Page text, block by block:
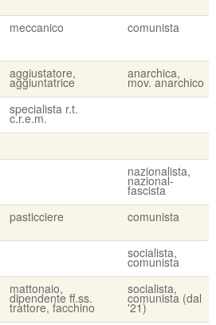
meccanico comunista
aggiustatore,
aggiuntatrice
anarchica,
mov. anarchico
specialista r.t.
c.r.e.m.
nazionalista,
nazional-
fascista
pasticciere comunista
socialista,
comunista
mattonaio,
dipendente ff.ss.
trattore, facchino
socialista,
comunista (dal
'21)